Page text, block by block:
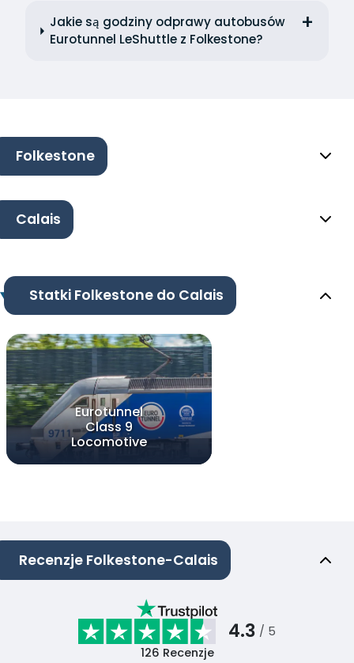
Jakie są godziny odprawy autobusów
Eurotunnel LeShuttle z Folkestone?
Folkestone
Calais
Statki Folkestone do Calais
Eurotunnel
Class 9
Locomotive
Recenzje Folkestone-Calais
4.3 / 5
126 Recenzje